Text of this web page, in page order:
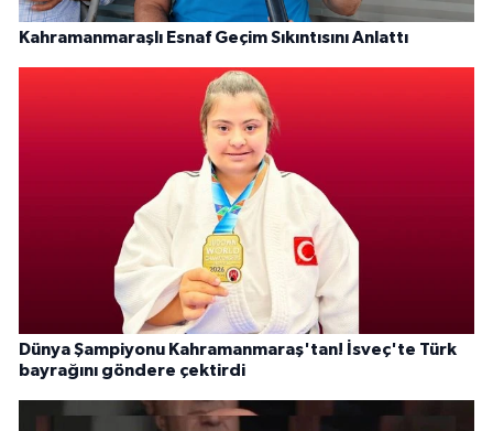
Kahramanmaraşlı Esnaf Geçim Sıkıntısını Anlattı
Dünya Şampiyonu Kahramanmaraş'tan! İsveç'te Türk
bayrağını göndere çektirdi